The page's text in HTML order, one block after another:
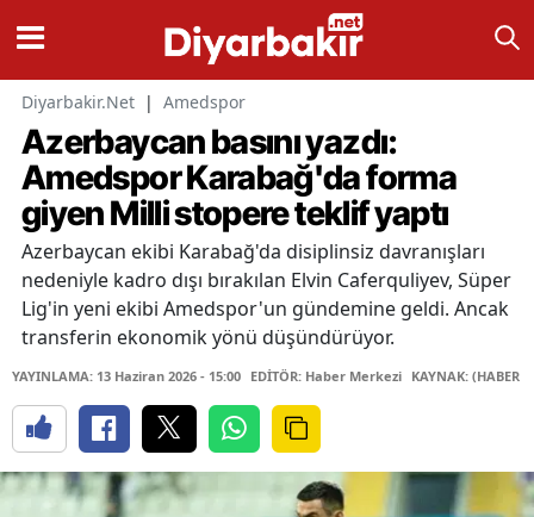
Diyarbakir.Net | Amedspor
Azerbaycan basını yazdı:
Amedspor Karabağ'da forma
giyen Milli stopere teklif yaptı
Azerbaycan ekibi Karabağ'da disiplinsiz davranışları
nedeniyle kadro dışı bırakılan Elvin Caferquliyev, Süper
Lig'in yeni ekibi Amedspor'un gündemine geldi. Ancak
transferin ekonomik yönü düşündürüyor.
YAYINLAMA: 13 Haziran 2026 - 15:00 EDİTÖR: Haber Merkezi KAYNAK: (HABER